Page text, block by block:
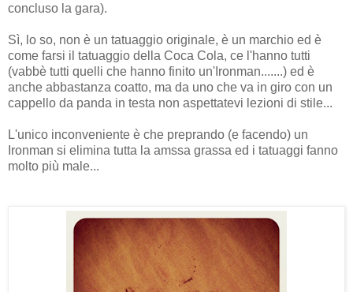
concluso la gara).
Sì, lo so, non è un tatuaggio originale, è un marchio ed è
come farsi il tatuaggio della Coca Cola, ce l'hanno tutti
(vabbè tutti quelli che hanno finito un'Ironman.......) ed è
anche abbastanza coatto, ma da uno che va in giro con un
cappello da panda in testa non aspettatevi lezioni di stile...
L'unico inconveniente è che preprando (e facendo) un
Ironman si elimina tutta la amssa grassa ed i tatuaggi fanno
molto più male...